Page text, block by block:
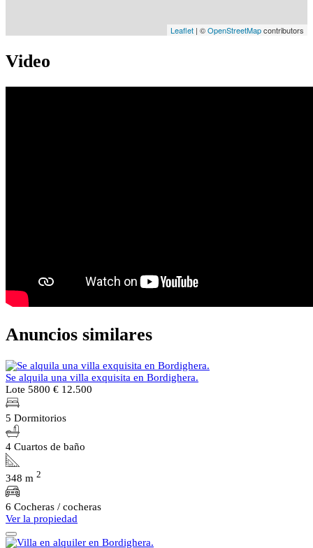
Leaflet | ©OpenStreetMapcontributors
Video
Anuncios similares
Se alquila una villa exquisita en Bordighera.
Lote 5800 € 12.500
5 Dormitorios
4 Cuartos de baño
348 m 2
6 Cocheras / cocheras
Ver la propiedad